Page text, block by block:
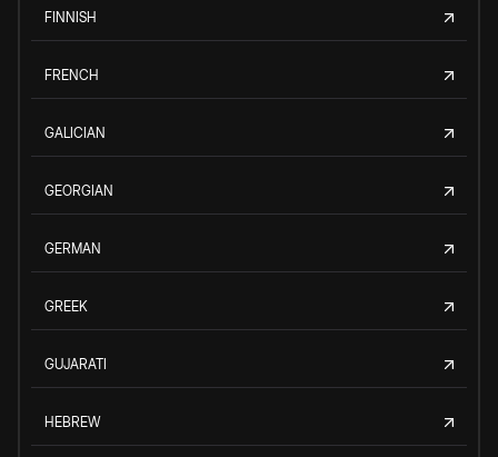
FINNISH
FRENCH
GALICIAN
GEORGIAN
GERMAN
GREEK
GUJARATI
HEBREW